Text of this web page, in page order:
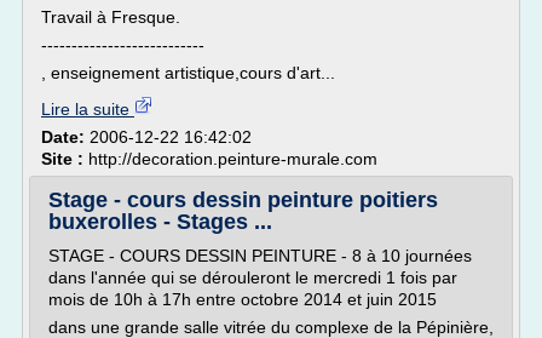
Travail à Fresque.
---------------------------
, enseignement artistique,cours d'art...
Lire la suite
Date: 2006-12-22 16:42:02
Site : http://decoration.peinture-murale.com
Stage - cours dessin peinture poitiers
buxerolles - Stages ...
STAGE - COURS DESSIN PEINTURE - 8 à 10 journées
dans l'année qui se dérouleront le mercredi 1 fois par
mois de 10h à 17h entre octobre 2014 et juin 2015
dans une grande salle vitrée du complexe de la Pépinière,